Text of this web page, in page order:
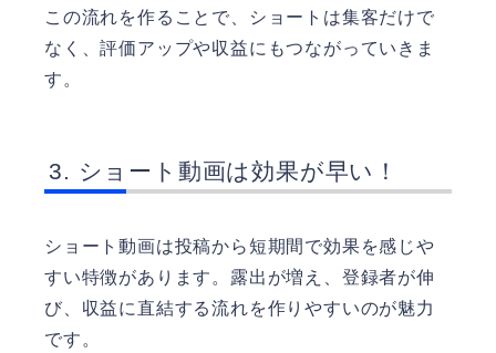
この流れを作ることで、ショートは集客だけで
なく、評価アップや収益にもつながっていきま
す。
ショート動画は効果が早い！
ショート動画は投稿から短期間で効果を感じや
すい特徴があります。露出が増え、登録者が伸
び、収益に直結する流れを作りやすいのが魅力
です。